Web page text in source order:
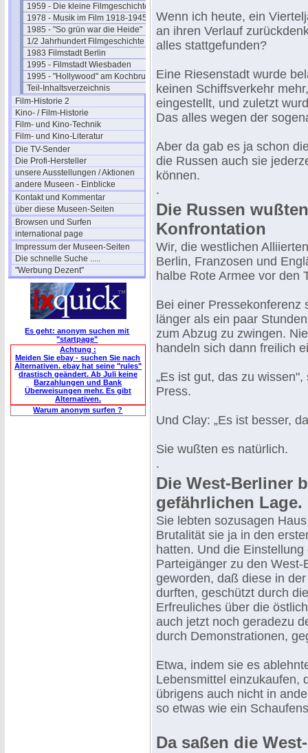
1959 - Die kleine Filmgeschichte
1978 - Musik im Film 1918-1945
1985 - "So grün war die Heide"
1/2 Jahrhundert Filmgeschichte
1983 Filmstadt Berlin
1995 - Filmstadt Wiesbaden
1995 - "Hollywood" am Kochbrunnen
Teil-Inhaltsverzeichnis
Film-Historie 2
Kino- / Film-Historie
Film- und Kino-Technik
Film- und Kino-Literatur
Die TV-Sender
Die Profi-Hersteller
unsere Ausstellungen / Aktionen
andere Museen - Einblicke
Kontakt und Kommentar
über diese Museen-Seiten
Browsen und Surfen
international page
Impressum der Museen-Seiten
Die schnelle Suche .....
"Werbung Dezent"
Es geht: anonym suchen mit
"startpage"
Achtung :
Meiden Sie ebay - suchen Sie nach
Alternativen. ebay hat seine "rules"
drastisch geändert. Ab Juli keine
Barzahlungen und Bank
Überweisungen mehr. Es gibt
Alternativen.
Warum anonym surfen ?
Wenn ich heute, ein
an ihren Verlauf
alles stattgefunden?
Eine Riesenstadt wurde
keinen Schiffsverkehr
eingestellt, und zuletzt
Das alles wegen der
Aber da gab es ja schon
die Russen auch sie
können.
.
Die Russen
Konfrontation
Wir, die westlichen
Berlin, Franzosen und
halbe Rote Armee vor den
Bei einer Pressekonferenz
länger als ein paar
zum Abzug zu zwingen.
handeln sich dann freilich
„Es ist gut, das zu
Press.
Und Clay: „Es ist besser,
Sie wußten es natürlich.
.
Die West-Berliner
gefährlichen Lage.
Sie lebten sozusagen
Brutalität sie ja in den
hatten. Und die
Parteigänger zu den
geworden, daß diese in
durften, geschützt durch
Erfreuliches über die
auch jetzt noch geradezu
durch Demonstrationen,
Etwa, indem sie es
Lebensmittel einzukaufen,
übrigens auch nicht in
so etwas wie ein
Da saßen die